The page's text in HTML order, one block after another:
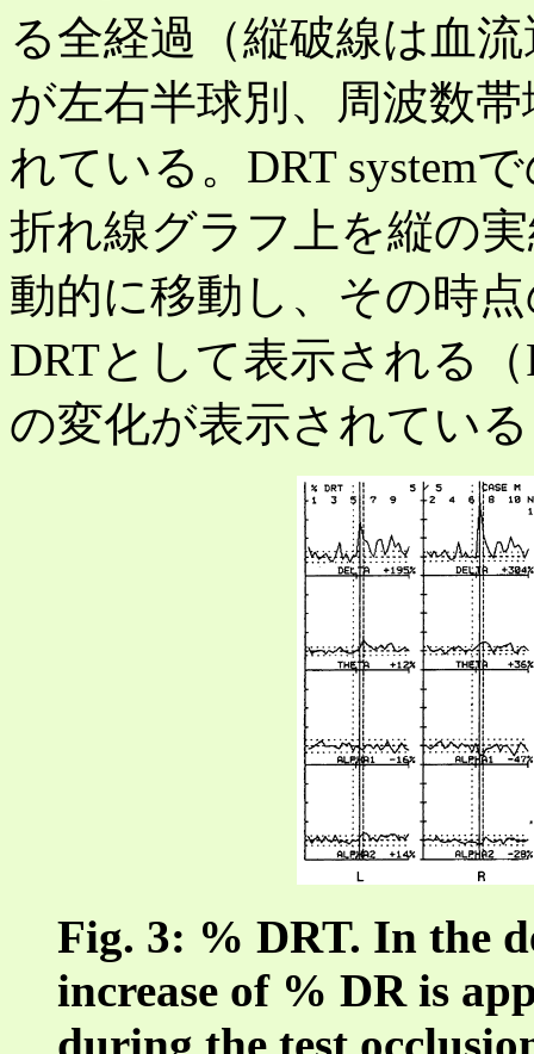
る全経過（縦破線は血
が左右半球別、周波数
れている。DRT system
折れ線グラフ上を縦の
動的に移動し、その時
DRTとして表示される
の変化が表示されてい
Fig. 3: % DRT. In the
increase of % DR is